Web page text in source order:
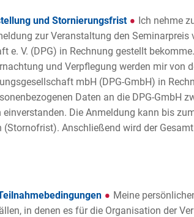
und Stornierungsfrist
Ich nehme
zur Veranstaltung den Seminarpreis
e. V. (DPG) in Rechnung gestellt
und Verpflegung werden mir von
mbH (DPG-GmbH) in
Daten an die DPG-GmbH
Die Anmeldung kann bis
(Stornofrist). Anschließend wird der
Meine
in denen es für die Organisation der